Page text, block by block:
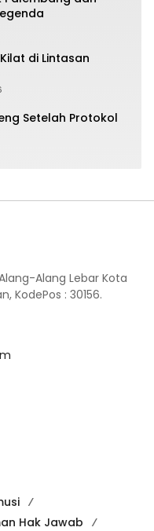
di Lintasan
Setelah Protokol
Alang Lebar Kota
KodePos : 30156.
Hak Jawab